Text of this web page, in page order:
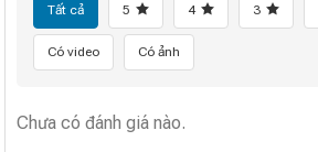
Tất cả 5 4 3
Có video Có ảnh
Chưa có đánh giá nào.